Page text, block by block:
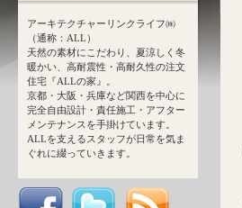
アーキテクチャーリンクライフ㈱
（通称：ALL）
天然の素材にこだわり、夏涼しく冬
暖かい、高耐震性・高耐久性の注文
住宅『ALLの家』。
京都・大阪・兵庫など関西を中心に
完全自由設計・責任施工・アフター
メンテナンスを手掛けています。
ALLを支えるスタッフが日常を気ま
ぐれに綴っていきます。